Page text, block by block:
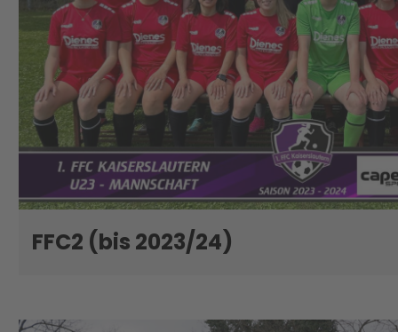
FFC2 (bis 2023/24)